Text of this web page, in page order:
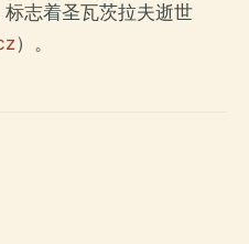
志着圣瓦茨拉夫逝世
）。